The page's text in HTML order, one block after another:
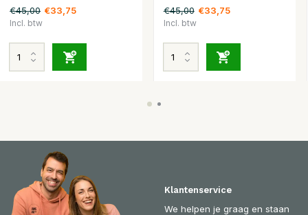
€45,00 €33,75
Incl. btw
€45,00 €33,75
Incl. btw
Klantenservice
We helpen je graag en staan